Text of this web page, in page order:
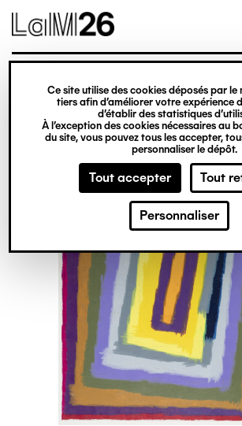
Gestion des cookies
Ce site utilise des cookies déposés par le
tiers afin d’améliorer votre expérience
d’établir des statistiques
À l’exception des cookies nécessaires au
du site, vous pouvez tous les accepter,
personnaliser le dépôt.
Tout accepter Tout
Personnaliser
contenu